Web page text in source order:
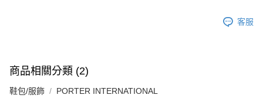
客服
商品相關分類 (2)
鞋包/服飾 PORTER INTERNATIONAL